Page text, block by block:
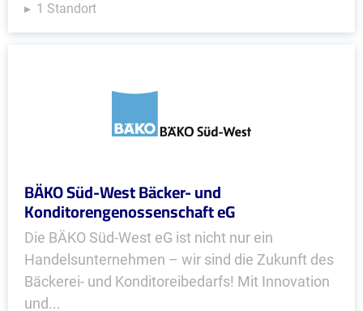
1 Standort
BÄKO Süd-West Bäcker- und
Konditorengenossenschaft eG
Die BÄKO Süd-West eG ist nicht nur ein
Handelsunternehmen – wir sind die Zukunft des
Bäckerei- und Konditoreibedarfs! Mit Innovation
und...